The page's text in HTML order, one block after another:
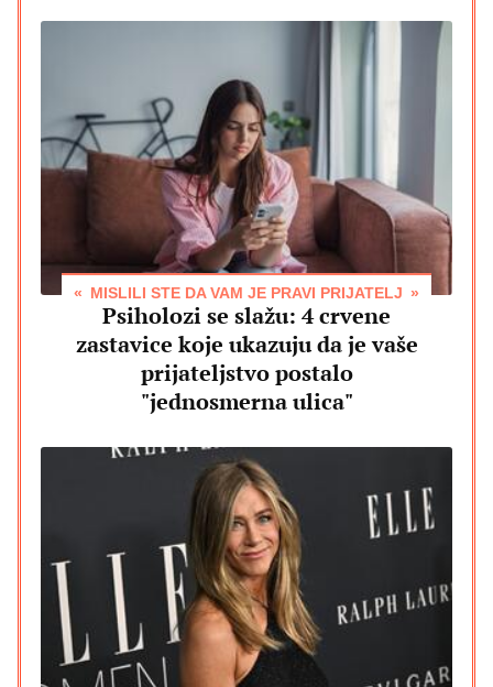
MISLILI STE DA VAM JE PRAVI PRIJATELJ
Psiholozi se slažu: 4 crvene
zastavice koje ukazuju da je vaše
prijateljstvo postalo
"jednosmerna ulica"